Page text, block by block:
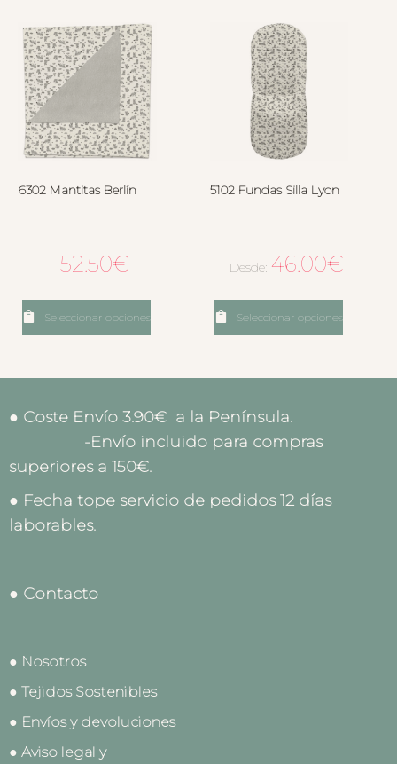
6302 Mantitas Berlín
52.50€
Seleccionar opciones
5102 Fundas Silla Lyon
Desde: 46.00€
Seleccionar opciones
● Coste Envío 3.90€ a la Península.
-Envío incluido para compras
superiores a 150€.
● Fecha tope servicio de pedidos 12 días
laborables.
● Contacto
● Nosotros
● Tejidos Sostenibles
● Envíos y devoluciones
● Aviso legal y